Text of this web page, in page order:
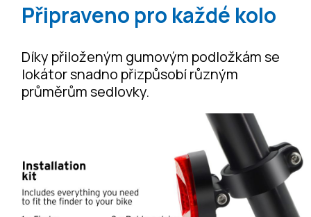
Připraveno pro každé kolo
Díky přiloženým gumovým podložkám se
lokátor snadno přizpůsobí různým
průměrům sedlovky.